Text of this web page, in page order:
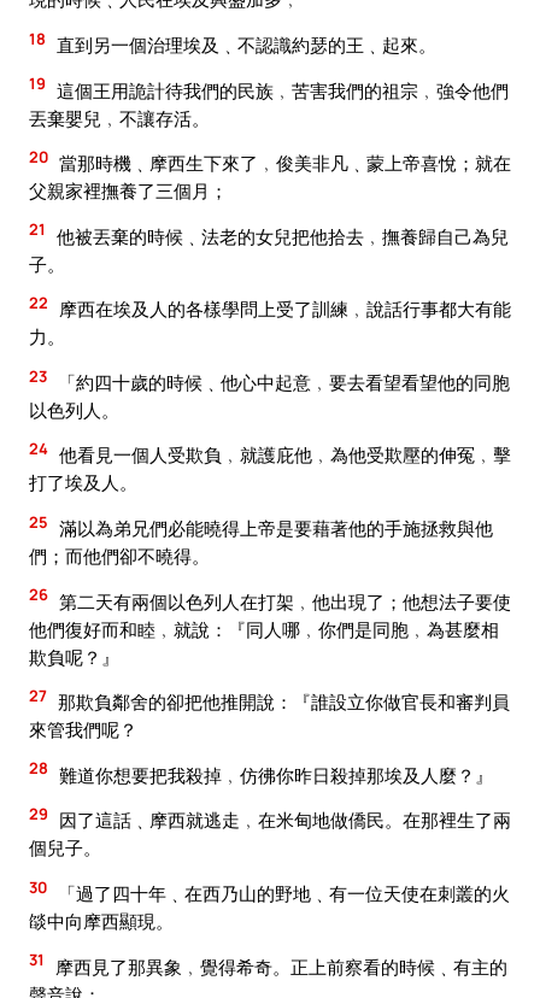
18 直到另一個治理埃及﹑不認識約瑟的王﹑起來。
19 這個王用詭計待我們的民族﹐苦害我們的祖宗﹐強令他們
丟棄嬰兒﹐不讓存活。
20 當那時機﹑摩西生下來了﹐俊美非凡﹑蒙上帝喜悅；就在
父親家裡撫養了三個月；
21
他被丟棄的時候﹑法老的女兒把他拾去﹐撫養歸自己為兒
子。
22
摩西在埃及人的各樣學問上受了訓練﹐說話行事都大有能
力。
23
「約四十歲的時候﹑他心中起意﹐要去看望看望他的同胞
以色列人。
24 他看見一個人受欺負﹐就護庇他﹐為他受欺壓的伸冤﹐擊
打了埃及人。
25 滿以為弟兄們必能曉得上帝是要藉著他的手施拯救與他
們；而他們卻不曉得。
26 第二天有兩個以色列人在打架﹐他出現了；他想法子要使
他們復好而和睦﹐就說：『同人哪﹐你們是同胞﹐為甚麼相
欺負呢？』
27 那欺負鄰舍的卻把他推開說：『誰設立你做官長和審判員
來管我們呢？
28 難道你想要把我殺掉﹐仿彿你昨日殺掉那埃及人麼？』
29
因了這話﹑摩西就逃走﹐在米甸地做僑民。在那裡生了兩
個兒子。
30
「過了四十年﹑在西乃山的野地﹑有一位天使在刺叢的火
燄中向摩西顯現。
31
摩西見了那異象﹐覺得希奇。正上前察看的時候﹑有主的